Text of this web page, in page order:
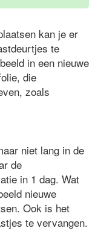
kan je er
te
in een nieuwe
die
zoals
niet lang in de
de
in 1 dag. Wat
nieuwe
Ook is het
te vervangen.